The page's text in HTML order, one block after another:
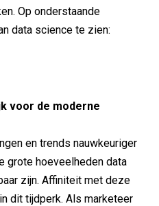
Op onderstaande
data science te zien:
voor de moderne
en trends nauwkeuriger
grote hoeveelheden data
zijn. Affiniteit met deze
dit tijdperk. Als marketeer